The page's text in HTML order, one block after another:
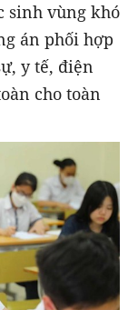
sinh vùng khó
án phối hợp
y tế, điện
cho toàn